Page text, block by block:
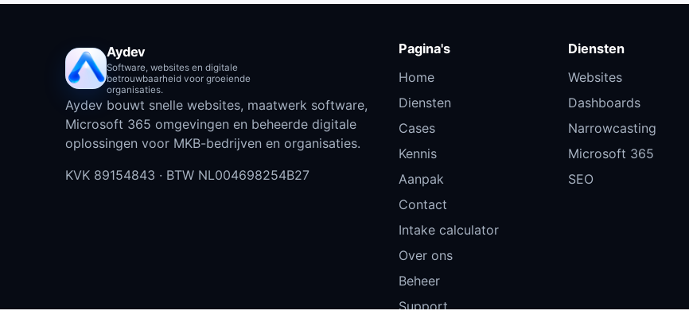
Aydev
Software, websites en digitale
betrouwbaarheid voor groeiende
organisaties.
Aydev bouwt snelle websites, maatwerk software,
Microsoft 365 omgevingen en beheerde digitale
oplossingen voor MKB-bedrijven en organisaties.
KVK 89154843 · BTW NL004698254B27
Pagina's
Home
Diensten
Cases
Kennis
Aanpak
Contact
Intake calculator
Over ons
Beheer
Support
Diensten
Websites
Dashboards
Narrowcasting
Microsoft 365
SEO